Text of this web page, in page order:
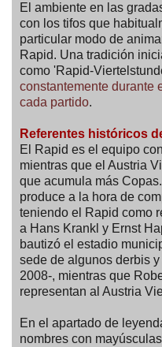
El ambiente en las
con los tifos que
particular modo de
Rapid. Una tradición
como 'Rapid-
constantemente durante
cada partido.
Referentes históricos
El Rapid es el equipo
mientras que el Austria
que acumula más
produce a la hora de
teniendo el Rapid como
a Hans Krankl y Ernst
bautizó el estadio
sede de algunos derbis
2008-, mientras que
representan al Austria
En el apartado de
nombres con